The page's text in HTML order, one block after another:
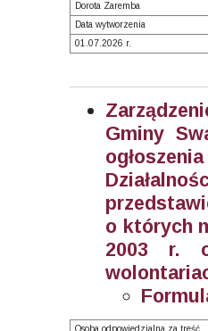
Dorota Zaremba
Data wytworzenia
01.07.2026 r.
Gminy
o których
2003 r.
Osoba odpowiedzialna za treść